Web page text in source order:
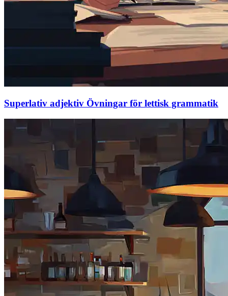
Superlativ adjektiv Övningar för lettisk grammatik